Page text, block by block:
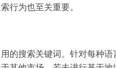
行为也至关重要。
的搜索关键词。针对每种